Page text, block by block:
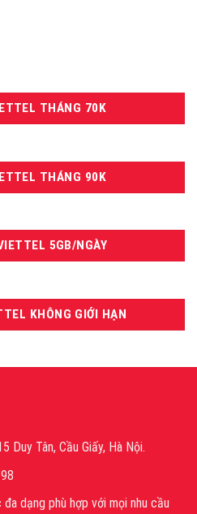
THÁNG 70K
THÁNG 90K
5GB/NGÀY
KHÔNG GIỚI HẠN
Duy Tân, Cầu Giấy, Hà Nội.
dạng phù hợp với mọi nhu cầu